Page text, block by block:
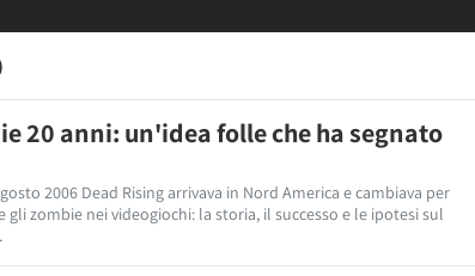
20 anni: un'idea folle che ha segnato
2006 Dead Rising arrivava in Nord America e cambiava per
zombie nei videogiochi: la storia, il successo e le ipotesi sul